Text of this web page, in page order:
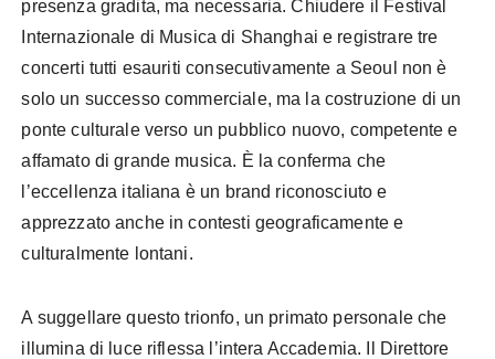
presenza gradita, ma necessaria. Chiudere il Festival
Internazionale di Musica di Shanghai e registrare tre
concerti tutti esauriti consecutivamente a Seoul non è
solo un successo commerciale, ma la costruzione di un
ponte culturale verso un pubblico nuovo, competente e
affamato di grande musica. È la conferma che
l’eccellenza italiana è un brand riconosciuto e
apprezzato anche in contesti geograficamente e
culturalmente lontani.
A suggellare questo trionfo, un primato personale che
illumina di luce riflessa l’intera Accademia. Il Direttore